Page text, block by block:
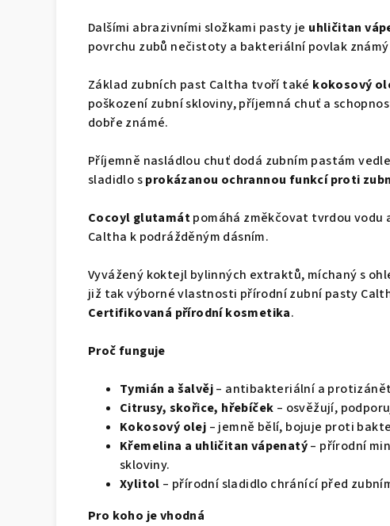
Dalšími abrazivními složkami pasty je uhličitan
povrchu zubů nečistoty a bakteriální povlak
Základ zubních past Caltha tvoří také kokosový
poškození zubní skloviny, příjemná chuť a
dobře známé.
Příjemně nasládlou chuť dodá zubním pastám
sladidlo sprokázanou ochrannou funkcí proti
Cocoyl glutamátpomáhá změkčovat tvrdou
Caltha k podrážděným dásním.
Vyvážený koktejl bylinných extraktů, míchaný s
již tak výborné vlastnosti přírodní zubní pasty
Certifikovaná přírodní kosmetika.
Proč funguje
Tymián a šalvěj– antibakteriální a
Citrusy, skořice, hřebíček – osvěžují,
Kokosový olej – jemně bělí, bojuje proti
Křemelina a uhličitan vápenatý– přírodní
skloviny.
Xylitol – přírodní sladidlo chránící před
Pro koho je vhodná